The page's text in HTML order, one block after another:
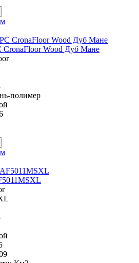
CronaFloor Wood Дуб Мане
полимер